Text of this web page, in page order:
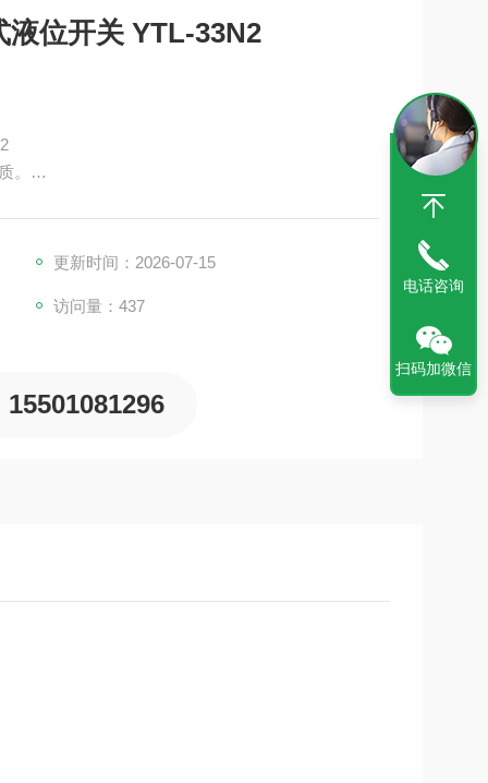
位开关 YTL-33N2
。
更新时间：2026-07-15
访问量：437
15501081296
电话咨询
扫码加微信